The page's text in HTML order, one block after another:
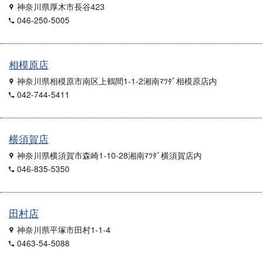
神奈川県厚木市長谷423
046-250-5005
相模原店
神奈川県相模原市南区上鶴間1-1-2湘南ﾏﾂﾀﾞ相模原店内
042-744-5411
横須賀店
神奈川県横須賀市森崎1-10-28湘南ﾏﾂﾀﾞ横須賀店内
046-835-5350
田村店
神奈川県平塚市田村1-1-4
0463-54-5088